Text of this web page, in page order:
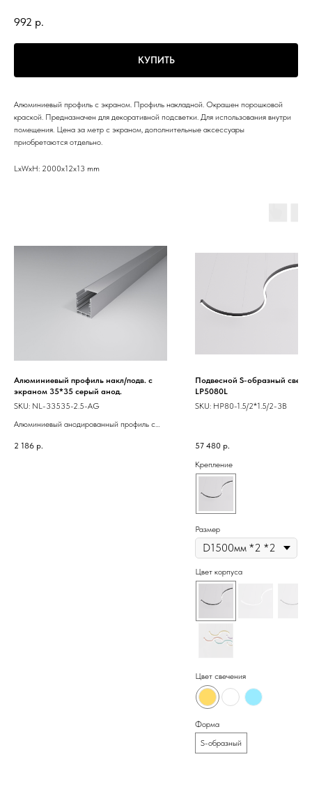
992 р.
КУПИТЬ
Алюминиевый профиль с экраном. Профиль накладной. Окрашен порошковой
краской. Предназначен для декоративной подсветки. Для использования внутри
помещения. Цена за метр с экраном, дополнительные аксессуары
приобретаются отдельно.
LxWxH: 2000x12x13 mm
Алюминиевый профиль накл/подв. с
экраном 35*35 серый анод.
SKU: NL-33535-2.5-AG
Алюминиевый анодированный профиль с
декоративной подсветки. Для
2 186 р.
Подвесной S-образный
LP5080L
SKU: HP80-1.5/2*1.5/2-3B
57 480 р.
Крепление
Размер
Цвет корпуса
Цвет свечения
Форма
S-образный